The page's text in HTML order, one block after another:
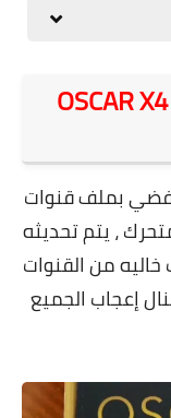
بلوجر
أحدث ملف قنوات رسيفر OSCAR X4
فضي بملف قنوات
، يتم تحديثه
من القنوات
إعجاب الجميع